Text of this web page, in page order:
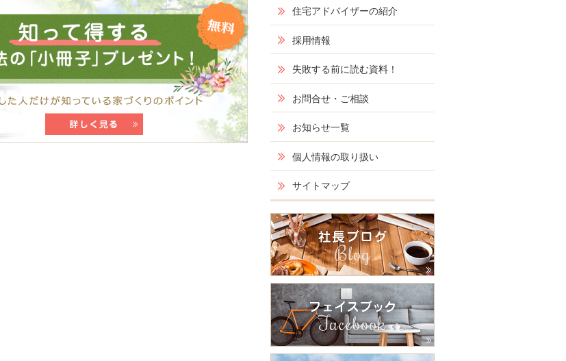
住宅アドバイザーの紹介
採用情報
失敗する前に読む資料！
お問合せ・ご相談
お知らせ一覧
個人情報の取り扱い
サイトマップ